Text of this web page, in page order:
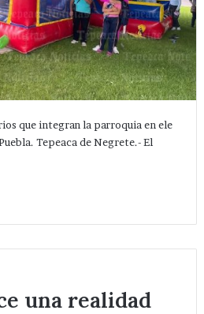
que integran la parroquia en ele
Tepeaca de Negrete.- El
una realidad